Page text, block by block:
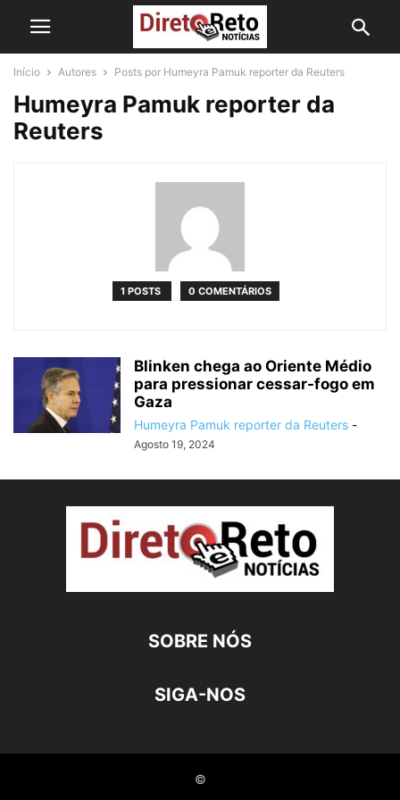
Início Autores Posts por Humeyra Pamuk reporter da Reuters
Humeyra Pamuk reporter da
Reuters
1 POSTS 0 COMENTÁRIOS
Blinken chega ao Oriente Médio
para pressionar cessar-fogo em
Gaza
Humeyra Pamuk reporter da Reuters -
Agosto 19, 2024
SOBRE NÓS
SIGA-NOS
©